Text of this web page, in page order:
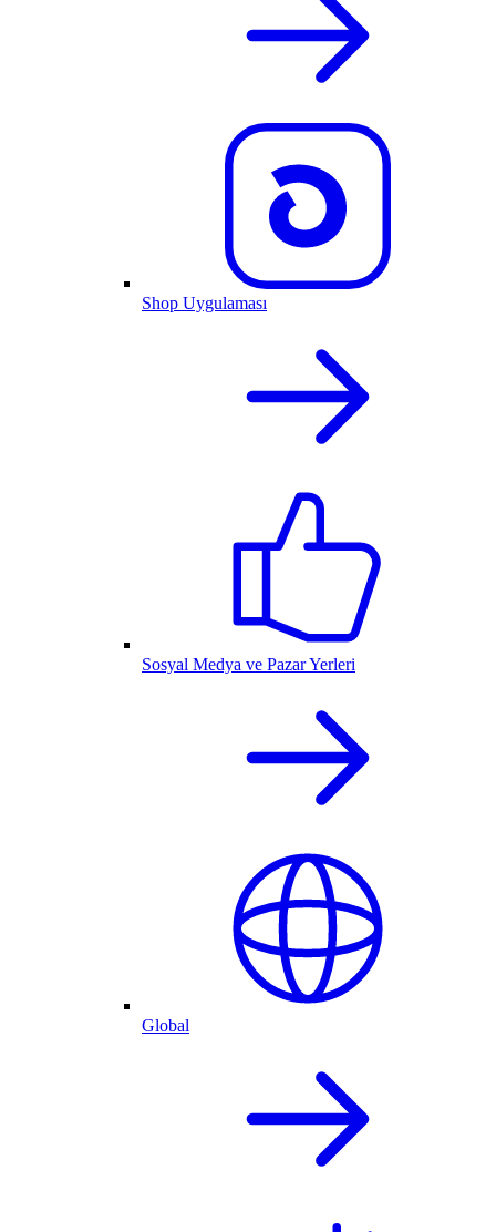
Shop Uygulaması
Sosyal Medya ve Pazar Yerleri
Global